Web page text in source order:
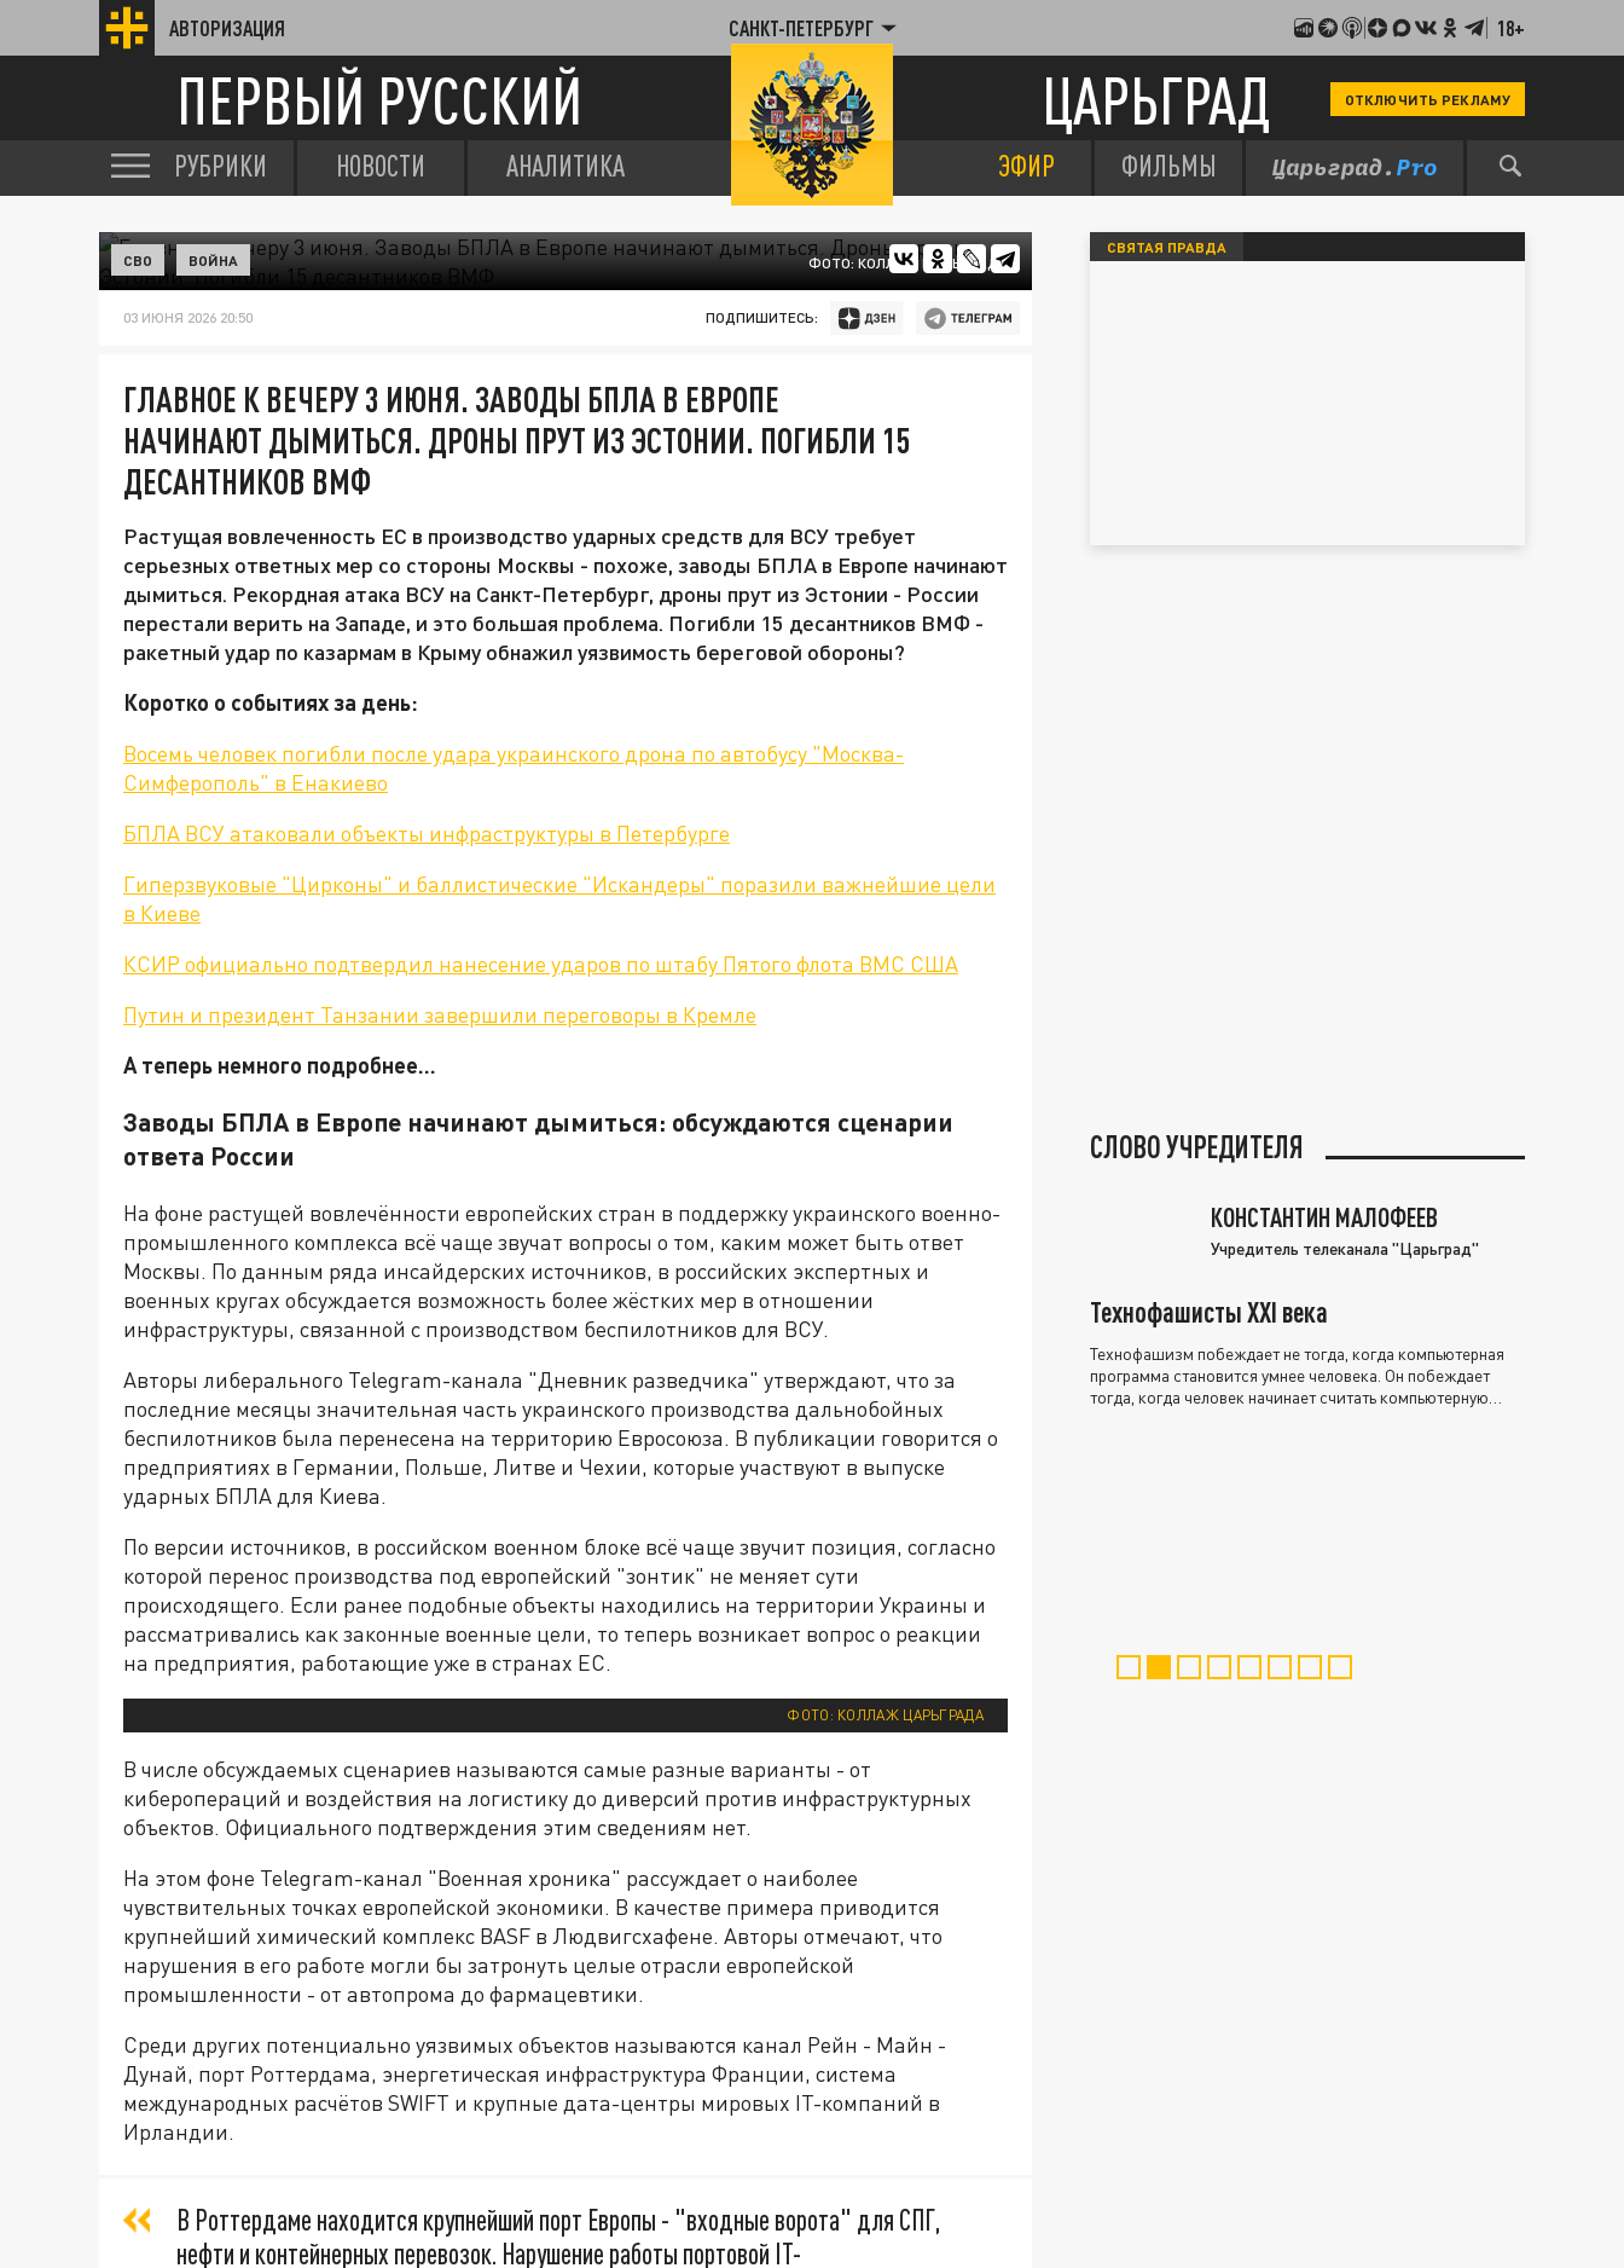
АВТОРИЗАЦИЯ САНКТ-ПЕТЕРБУРГ 18+
ПЕРВЫЙ РУССКИЙ ЦАРЬГРАД ОТКЛЮЧИТЬ РЕКЛАМУ
РУБРИКИ НОВОСТИ АНАЛИТИКА ЭФИР ФИЛЬМЫ
ФОТО: КОЛЛАЖ ЦАРЬГРАДА
СВО ВОЙНА
03 ИЮНЯ 2026 20:50 ПОДПИШИТЕСЬ:
ГЛАВНОЕ К ВЕЧЕРУ 3 ИЮНЯ. ЗАВОДЫ БПЛА В ЕВРОПЕ
НАЧИНАЮТ ДЫМИТЬСЯ. ДРОНЫ ПРУТ ИЗ ЭСТОНИИ. ПОГИБЛИ 15
ДЕСАНТНИКОВ ВМФ
Растущая вовлеченность ЕС в производство ударных средств для ВСУ требует
серьезных ответных мер со стороны Москвы - похоже, заводы БПЛА в Европе начинают
дымиться. Рекордная атака ВСУ на Санкт-Петербург, дроны прут из Эстонии - России
перестали верить на Западе, и это большая проблема. Погибли 15 десантников ВМФ -
ракетный удар по казармам в Крыму обнажил уязвимость береговой обороны?
Коротко о событиях за день:
Восемь человек погибли после удара украинского дрона по автобусу "Москва-
Симферополь" в Енакиево
БПЛА ВСУ атаковали объекты инфраструктуры в Петербурге
Гиперзвуковые "Цирконы" и баллистические "Искандеры" поразили важнейшие цели
в Киеве
КСИР официально подтвердил нанесение ударов по штабу Пятого флота ВМС США
Путин и президент Танзании завершили переговоры в Кремле
А теперь немного подробнее...
Заводы БПЛА в Европе начинают дымиться: обсуждаются сценарии
ответа России
На фоне растущей вовлечённости европейских стран в поддержку украинского военно-
промышленного комплекса всё чаще звучат вопросы о том, каким может быть ответ
Москвы. По данным ряда инсайдерских источников, в российских экспертных и
военных кругах обсуждается возможность более жёстких мер в отношении
инфраструктуры, связанной с производством беспилотников для ВСУ.
Авторы либерального Telegram-канала "Дневник разведчика" утверждают, что за
последние месяцы значительная часть украинского производства дальнобойных
беспилотников была перенесена на территорию Евросоюза. В публикации говорится о
предприятиях в Германии, Польше, Литве и Чехии, которые участвуют в выпуске
ударных БПЛА для Киева.
По версии источников, в российском военном блоке всё чаще звучит позиция, согласно
которой перенос производства под европейский "зонтик" не меняет сути
происходящего. Если ранее подобные объекты находились на территории Украины и
рассматривались как законные военные цели, то теперь возникает вопрос о реакции
на предприятия, работающие уже в странах ЕС.
ФОТО: КОЛЛАЖ ЦАРЬГРАДА
В числе обсуждаемых сценариев называются самые разные варианты - от
киберопераций и воздействия на логистику до диверсий против инфраструктурных
объектов. Официального подтверждения этим сведениям нет.
На этом фоне Telegram-канал "Военная хроника" рассуждает о наиболее
чувствительных точках европейской экономики. В качестве примера приводится
крупнейший химический комплекс BASF в Людвигсхафене. Авторы отмечают, что
нарушения в его работе могли бы затронуть целые отрасли европейской
промышленности - от автопрома до фармацевтики.
Среди других потенциально уязвимых объектов называются канал Рейн - Майн -
Дунай, порт Роттердама, энергетическая инфраструктура Франции, система
международных расчётов SWIFT и крупные дата-центры мировых IT-компаний в
Ирландии.
В Роттердаме находится крупнейший порт Европы - "входные ворота" для СПГ,
нефти и контейнерных перевозок. Нарушение работы портовой IT-
СВЯТАЯ ПРАВДА
СЛОВО УЧРЕДИТЕЛЯ
КОНСТАНТИН МАЛОФЕЕВ
Учредитель телеканала "Царьград"
Технофашисты XXI века
Технофашизм побеждает не тогда, когда компьютерная
программа становится умнее человека. Он побеждает
тогда, когда человек начинает считать компьютерную